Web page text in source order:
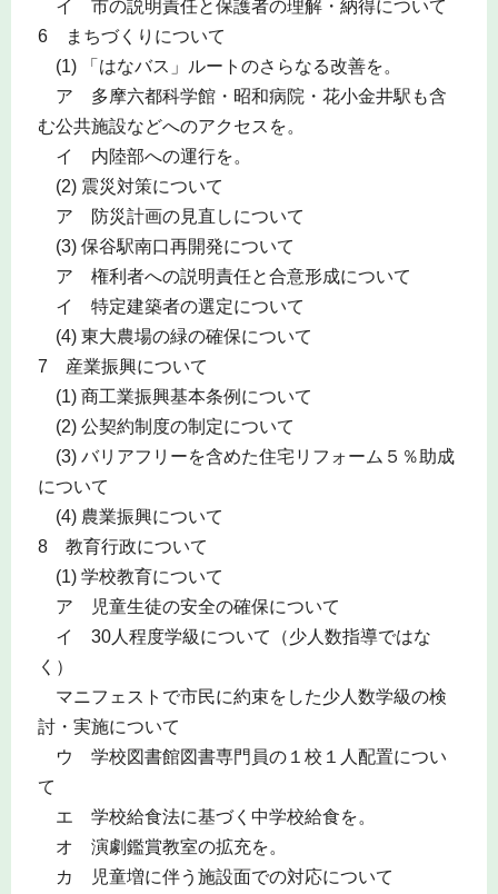
イ 市の説明責任と保護者の理解・納得について
6 まちづくりについて
(1) 「はなバス」ルートのさらなる改善を。
ア 多摩六都科学館・昭和病院・花小金井駅も含
む公共施設などへのアクセスを。
イ 内陸部への運行を。
(2) 震災対策について
ア 防災計画の見直しについて
(3) 保谷駅南口再開発について
ア 権利者への説明責任と合意形成について
イ 特定建築者の選定について
(4) 東大農場の緑の確保について
7 産業振興について
(1) 商工業振興基本条例について
(2) 公契約制度の制定について
(3) バリアフリーを含めた住宅リフォーム５％助成
について
(4) 農業振興について
8 教育行政について
(1) 学校教育について
ア 児童生徒の安全の確保について
イ 30人程度学級について（少人数指導ではな
く）
マニフェストで市民に約束をした少人数学級の検
討・実施について
ウ 学校図書館図書専門員の１校１人配置につい
て
エ 学校給食法に基づく中学校給食を。
オ 演劇鑑賞教室の拡充を。
カ 児童増に伴う施設面での対応について